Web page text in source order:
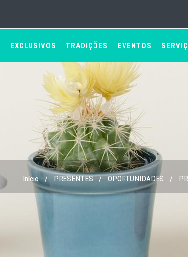
EXCLUSIVOS TRADIÇÕES EVENTOS
Início / PRESENTES / OPORTUNIDADES /